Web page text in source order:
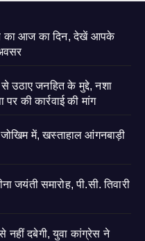
का आज का दिन, देखें आपके
उठाए जनहित के मुद्दे, नशा
की कार्रवाई की मांग
में, खस्ताहाल आंगनबाड़ी
जयंती समारोह, पी.सी. तिवारी
नहीं दबेगी, युवा कांग्रेस ने